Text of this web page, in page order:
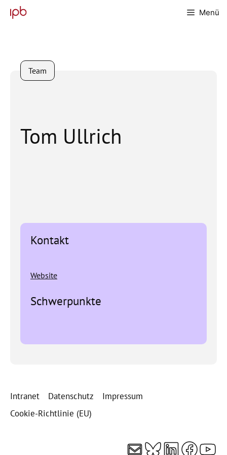
Inhalt
Menü
Team
Tom Ullrich
Kontakt
Website
Schwerpunkte
Intranet Datenschutz
Impressum
Cookie-Richtlinie (EU)
E-MailBluesky